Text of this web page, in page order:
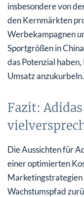
insbesondere von
den Kernmärkten
Werbekampagnen
Sportgrößen in
das Potenzial
Umsatz anzukurbeln.
Fazit:
Die Aussichten für
einer optimierten
Marketingstrategien
Wachstumspfad